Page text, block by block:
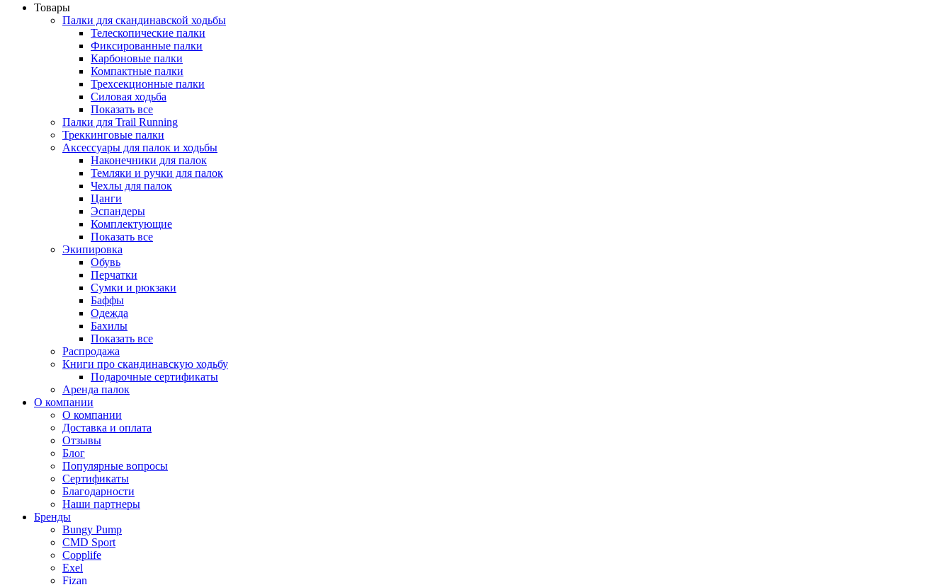
Товары
Палки для скандинавской ходьбы
Телескопические палки
Фиксированные палки
Карбоновые палки
Компактные палки
Трехсекционные палки
Силовая ходьба
Показать все
Палки для Trail Running
Треккинговые палки
Аксессуары для палок и ходьбы
Наконечники для палок
Темляки и ручки для палок
Чехлы для палок
Цанги
Эспандеры
Комплектующие
Показать все
Экипировка
Обувь
Перчатки
Сумки и рюкзаки
Баффы
Одежда
Бахилы
Показать все
Распродажа
Книги про скандинавскую ходьбу
Подарочные сертификаты
Аренда палок
О компании
О компании
Доставка и оплата
Отзывы
Блог
Популярные вопросы
Сертификаты
Благодарности
Наши партнеры
Бренды
Bungy Pump
CMD Sport
Copplife
Exel
Fizan